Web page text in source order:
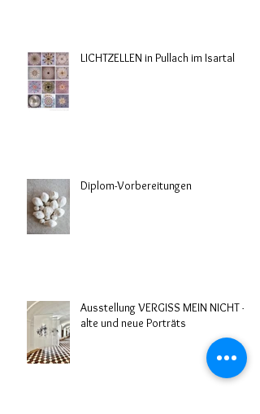
LICHTZELLEN in Pullach im Isartal
Diplom-Vorbereitungen
Ausstellung VERGISS MEIN NICHT -
alte und neue Porträts